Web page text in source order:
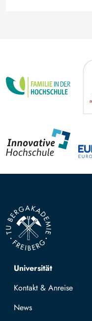
Top navigation
Universität
Kontakt & Anreise
News